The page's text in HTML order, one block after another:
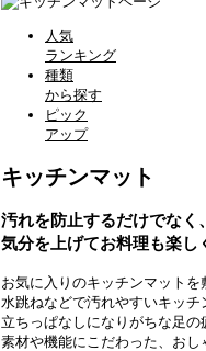
人気
ランキング
種類
から探す
ピック
アップ
キッチンマット
汚れを防止するだけでなく、
気分を上げてお料理も楽し
お気に入りのキッチンマットを
水跳ねなどで汚れやすいキッチ
立ちっぱなしになりがちな足の
素材や機能にこだわった、おし